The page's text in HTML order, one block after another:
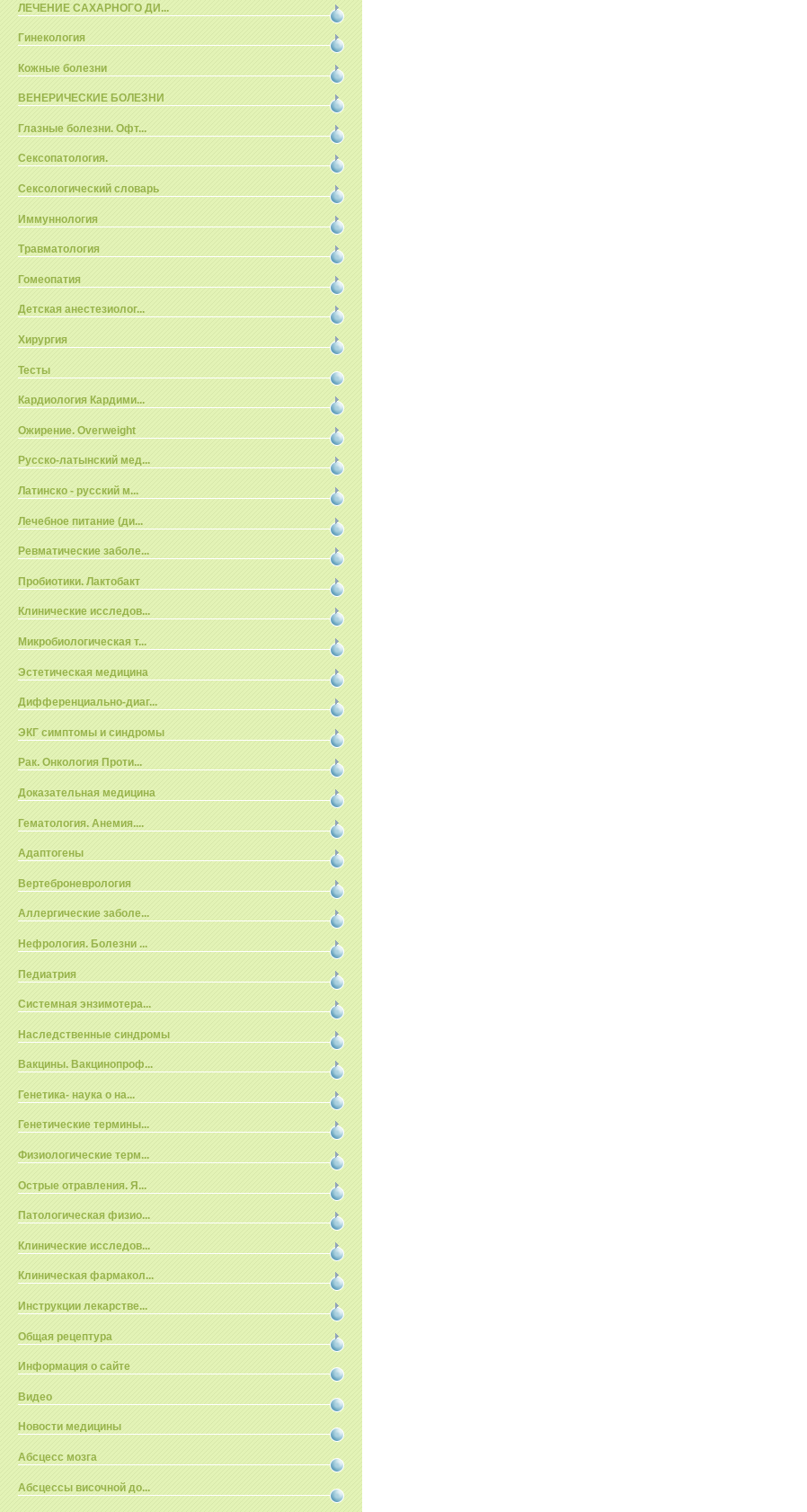
ЛЕЧЕНИЕ САХАРНОГО ДИ...
Гинекология
Кожные болезни
ВЕНЕРИЧЕСКИЕ БОЛЕЗНИ
Глазные болезни. Офт...
Сексопатология.
Сексологический словарь
Иммуннология
Травматология
Гомеопатия
Детская анестезиолог...
Хирургия
Тесты
Кардиология Кардими...
Ожирение. Overweight
Русско-латынский мед...
Латинско - русский м...
Лечебное питание (ди...
Ревматические заболе...
Пробиотики. Лактобакт
Клинические исследов...
Микробиологическая т...
Эстетическая медицина
Дифференциально-диаг...
ЭКГ симптомы и синдромы
Рак. Онкология Проти...
Доказательная медицина
Гематология. Анемия....
Адаптогены
Вертеброневрология
Аллергические заболе...
Нефрология. Болезни ...
Педиатрия
Системная энзимотера...
Наследственные синдромы
Вакцины. Вакцинопроф...
Генетика- наука о на...
Генетические термины...
Физиологические терм...
Острые отравления. Я...
Патологическая физио...
Клинические исследов...
Клиническая фармакол...
Инструкции лекарстве...
Общая рецептура
Информация о сайте
Видео
Новости медицины
Абсцесс мозга
Абсцессы височной до...